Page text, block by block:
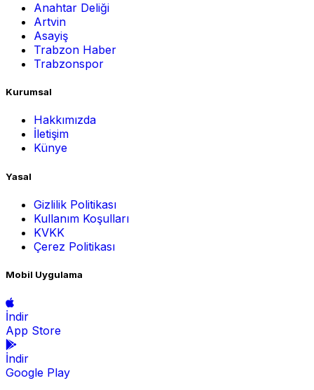
Anahtar Deliği
Artvin
Asayiş
Trabzon Haber
Trabzonspor
Kurumsal
Hakkımızda
İletişim
Künye
Yasal
Gizlilik Politikası
Kullanım Koşulları
KVKK
Çerez Politikası
Mobil Uygulama
İndir
App Store
İndir
Google Play